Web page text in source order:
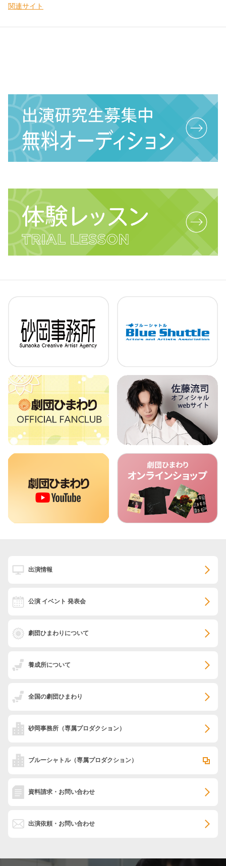
関連サイト
出演情報
公演 イベント 発表会
劇団ひまわりについて
養成所について
全国の劇団ひまわり
砂岡事務所 （専属プロダクション）
ブルーシャトル（専属プロダクション）
資料請求・お問い合わせ
出演依頼・お問い合わせ